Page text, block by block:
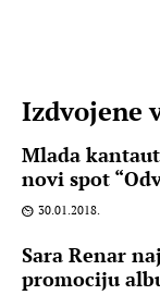
Izdvojene
Mlada
novi spot
30.01.2018.
Sara Renar
promociju